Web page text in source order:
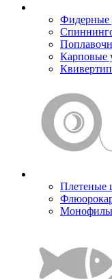
Фидерные
Карповые
Плетеные